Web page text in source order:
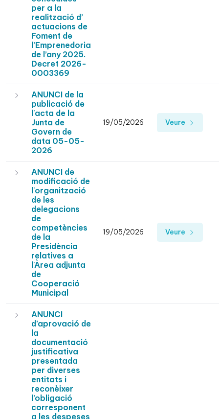
per a la
realització d’
actuacions de
Foment de
l’Emprenedoria
de l’any 2025.
Decret 2026-
0003369
ANUNCI de la
publicació de
l'acta de la
Junta de
Govern de
data 05-05-
2026
19/05/2026 Veure
ANUNCI de
modificació de
l'organització
de les
delegacions
de
competències
de la
Presidència
relatives a
l'Àrea adjunta
de
Cooperació
Municipal
19/05/2026 Veure
ANUNCI
d’aprovació de
la
documentació
justificativa
presentada
per diverses
entitats i
reconèixer
l’obligació
corresponent
a les despeses